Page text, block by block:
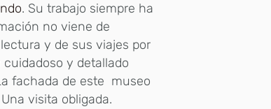
. Su trabajo siempre ha
no viene de
y de sus viajes por
y detallado
fachada de este museo
visita obligada.